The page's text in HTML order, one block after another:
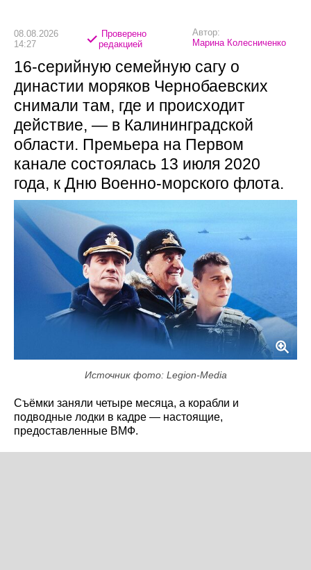
08.08.2026
14:27
Проверено
редакцией
Автор:
Марина Колесниченко
16-серийную семейную сагу о
династии моряков Чернобаевских
снимали там, где и происходит
действие, — в Калининградской
области. Премьера на Первом
канале состоялась 13 июля 2020
года, к Дню Военно-морского флота.
Источник фото: Legion-Media
Съёмки заняли четыре месяца, а корабли и
подводные лодки в кадре — настоящие,
предоставленные ВМФ.